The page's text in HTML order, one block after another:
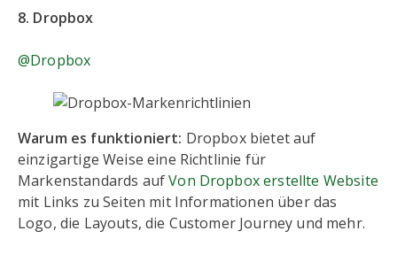
8. Dropbox
@Dropbox
Warum es funktioniert: Dropbox bietet auf
einzigartige Weise eine Richtlinie für
Markenstandards aufVon Dropbox erstellte Website
mit Links zu Seiten mit Informationen über das
Logo, die Layouts, die Customer Journey und mehr.